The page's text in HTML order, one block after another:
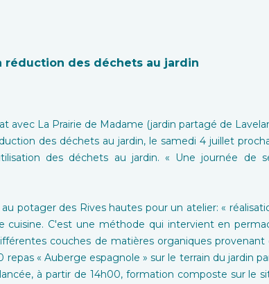
des déchets au jardin
avec La Prairie de Madame (jardin partagé de
des déchets au jardin, le samedi 4 juillet
des déchets au jardin. « Une journée de
potager des Rives hautes pour un atelier: «
cuisine. C'est une méthode qui intervient en
couches de matières organiques
repas « Auberge espagnole » sur le terrain du jardin
à partir de 14h00, formation composte sur le